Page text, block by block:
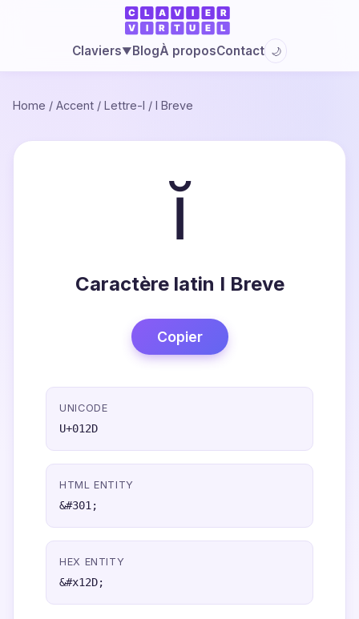
Claviers▼BlogÀ proposContact 🌙
Home / Accent / Lettre-I / I Breve
ĭ
Caractère latin I Breve
Copier
UNICODE
U+012D
HTML ENTITY
&#301;
HEX ENTITY
&#x12D;